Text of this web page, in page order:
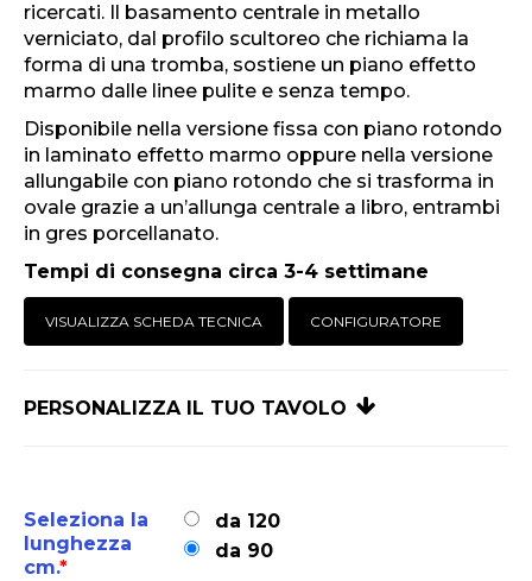
ricercati. Il basamento centrale in metallo
verniciato, dal profilo scultoreo che richiama la
forma di una tromba, sostiene un piano effetto
marmo dalle linee pulite e senza tempo.
Disponibile nella versione fissa con piano rotondo
in laminato effetto marmo oppure nella versione
allungabile con piano rotondo che si trasforma in
ovale grazie a un’allunga centrale a libro, entrambi
in gres porcellanato.
Tempi di consegna circa 3-4 settimane
VISUALIZZA SCHEDA TECNICA CONFIGURATORE
PERSONALIZZA IL TUO TAVOLO
Seleziona la
lunghezza
cm.*
da 120
da 90